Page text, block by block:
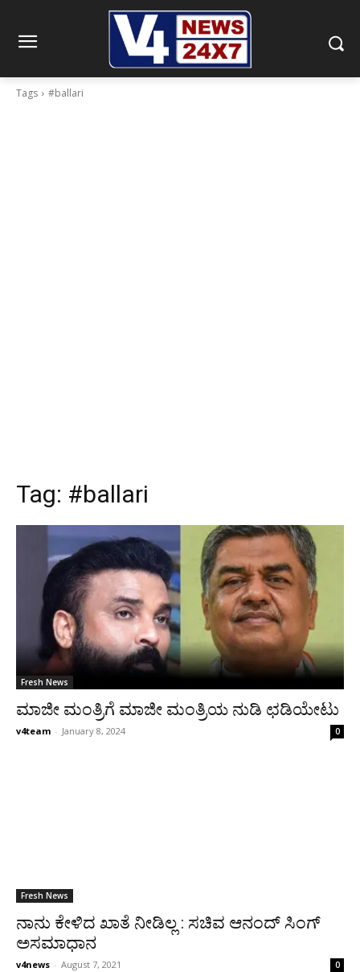
Tags #ballari
Tag: #ballari
Fresh News
ಮಾಜೀ ಮಂತ್ರಿಗೆ ಮಾಜೀ ಮಂತ್ರಿಯ ನುಡಿ ಛಡಿಯೇಟು
v4team - January 8, 2024 0
Fresh News
ನಾನು ಕೇಳಿದ ಖಾತೆ ನೀಡಿಲ್ಲ : ಸಚಿವ ಆನಂದ್ ಸಿಂಗ್
ಅಸಮಾಧಾನ
v4news - August 7, 2021 0